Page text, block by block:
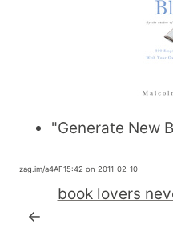
"Generate New
zag.im/a4AF15:42 on 2011-02-10
book lovers
←